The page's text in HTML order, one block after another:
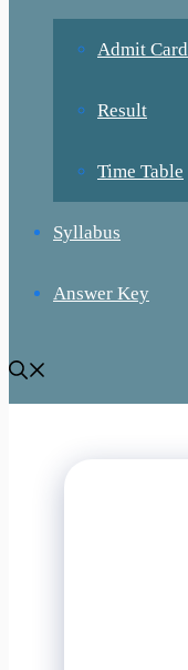
Admit Card
Result
Time Table
Syllabus
Answer Key